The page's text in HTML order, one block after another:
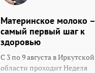
Материнское молоко –
самый первый шаг к
здоровью
С 3 по 9 августа в Иркутской
области проходит Неделя